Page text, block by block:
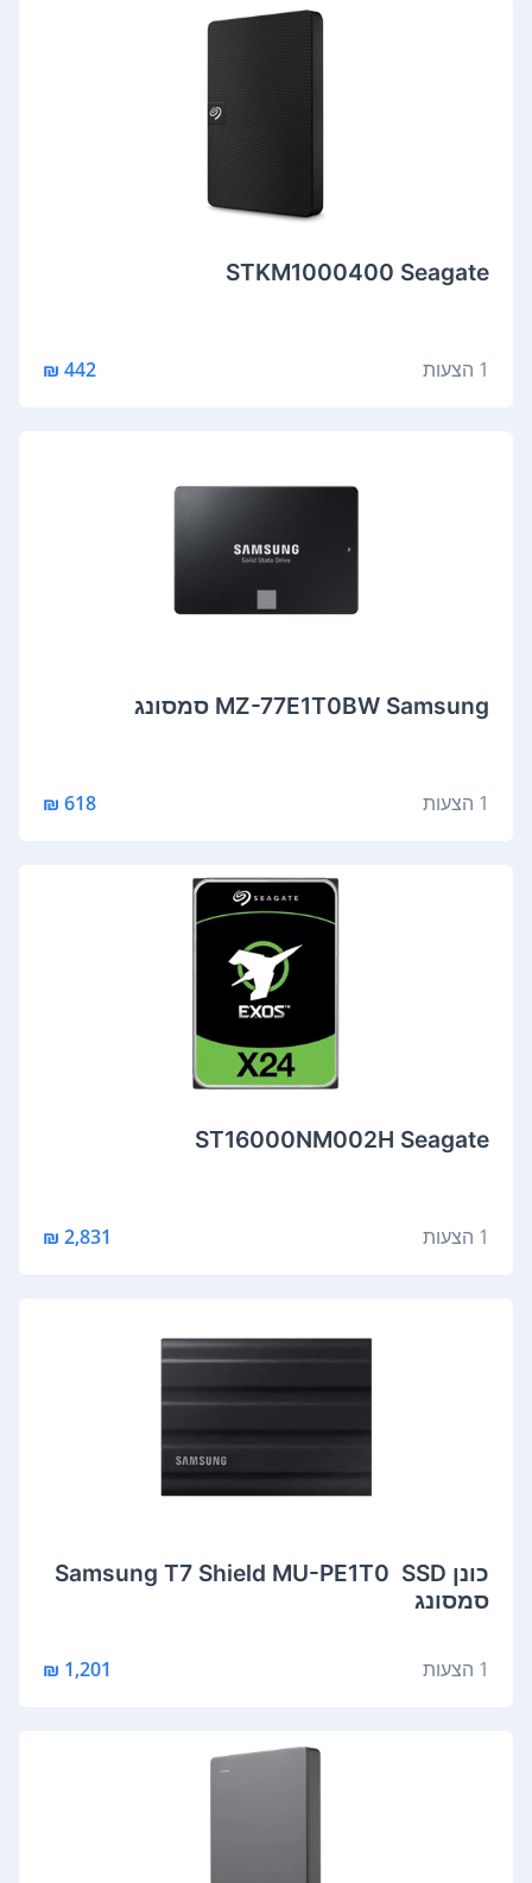
STKM1000400 Seagate
1 הצעות 442 ₪
MZ-77E1T0BW Samsung סמסונג
1 הצעות 618 ₪
ST16000NM002H Seagate
1 הצעות 2,831 ₪
כונן SSD ‏ Samsung T7 Shield MU-PE1T0
סמסונג
1 הצעות 1,201 ₪